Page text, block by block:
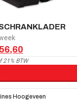
21% BTW
Hoogeveen